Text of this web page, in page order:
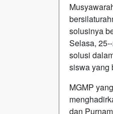
solusinya
Selasa,
solusi
siswa yang
MGMP
dan